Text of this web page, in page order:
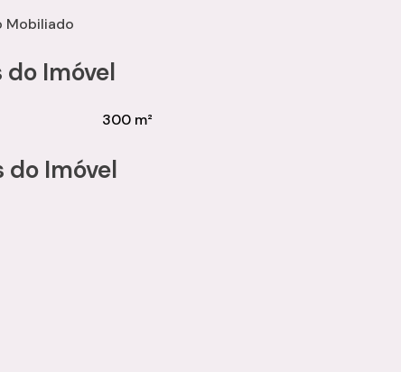
Mobiliado
do Imóvel
300 m²
do Imóvel